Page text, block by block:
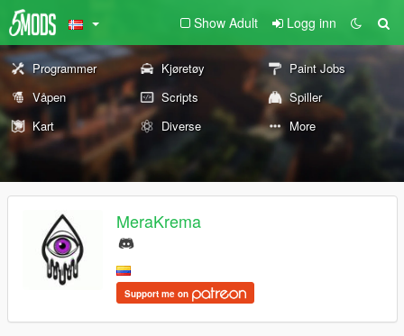
Show Adult Logg inn
Programmer Kjøretøy
Paint Jobs
Våpen
Scripts
Spiller
Kart
Diverse More
MeraKrema
Support me on